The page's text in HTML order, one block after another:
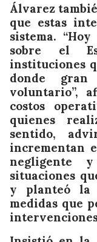
Álvarez
que estas
sistema.
sobre el
instituciones
donde
voluntario”,
costos
quienes
sentido,
incrementan
negligente
situaciones
y planteó la
medidas que